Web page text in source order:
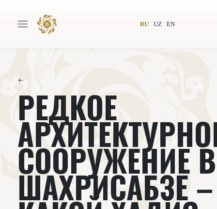
RU UZ EN
Авторы
Издательство Новости
Проекты Подкасты
Книги Видеолекторий
←
РЕДКОЕ
СООРУЖЕНИЕ В
ШАХРИСАБЗЕ –